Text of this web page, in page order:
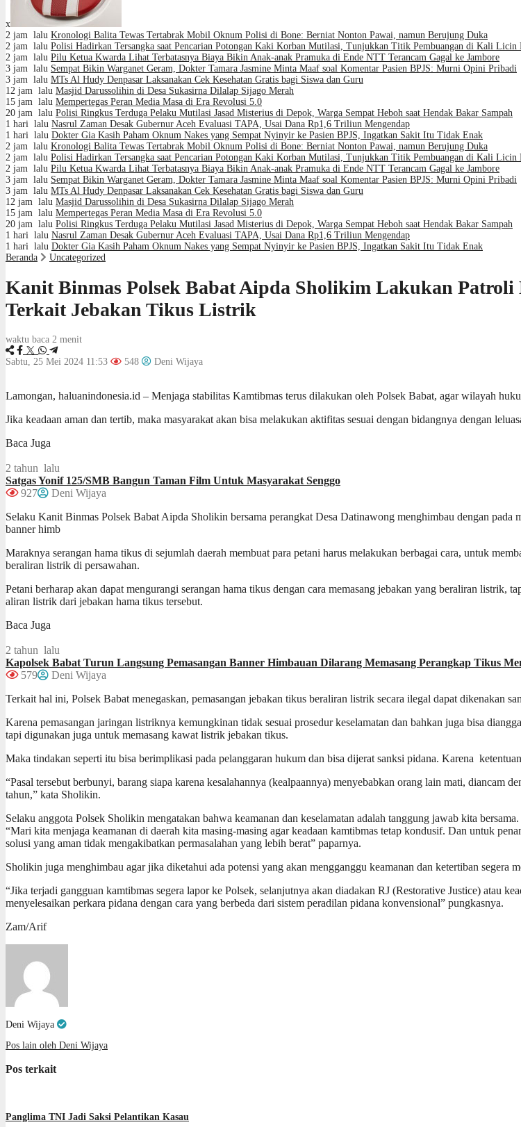
x
2 jam lalu Kronologi Balita Tewas Tertabrak Mobil Oknum Polisi di Bone: Berniat Nonton Pawai, namun Berujung Duka
2 jam lalu Polisi Hadirkan Tersangka saat Pencarian Potongan Kaki Korban Mutilasi, Tunjukkan Titik Pembuangan di Kali Licin
2 jam lalu Pilu Ketua Kwarda Lihat Terbatasnya Biaya Bikin Anak-anak Pramuka di Ende NTT Terancam Gagal ke Jambore
3 jam lalu Sempat Bikin Warganet Geram, Dokter Tamara Jasmine Minta Maaf soal Komentar Pasien BPJS: Murni Opini Pribadi
3 jam lalu MTs Al Hudy Denpasar Laksanakan Cek Kesehatan Gratis bagi Siswa dan Guru
12 jam lalu Masjid Darussolihin di Desa Sukasirna Dilalap Sijago Merah
15 jam lalu Mempertegas Peran Media Masa di Era Revolusi 5.0
20 jam lalu Polisi Ringkus Terduga Pelaku Mutilasi Jasad Misterius di Depok, Warga Sempat Heboh saat Hendak Bakar Sampah
1 hari lalu Nasrul Zaman Desak Gubernur Aceh Evaluasi TAPA, Usai Dana Rp1,6 Triliun Mengendap
1 hari lalu Dokter Gia Kasih Paham Oknum Nakes yang Sempat Nyinyir ke Pasien BPJS, Ingatkan Sakit Itu Tidak Enak
2 jam lalu Kronologi Balita Tewas Tertabrak Mobil Oknum Polisi di Bone: Berniat Nonton Pawai, namun Berujung Duka
2 jam lalu Polisi Hadirkan Tersangka saat Pencarian Potongan Kaki Korban Mutilasi, Tunjukkan Titik Pembuangan di Kali Licin
2 jam lalu Pilu Ketua Kwarda Lihat Terbatasnya Biaya Bikin Anak-anak Pramuka di Ende NTT Terancam Gagal ke Jambore
3 jam lalu Sempat Bikin Warganet Geram, Dokter Tamara Jasmine Minta Maaf soal Komentar Pasien BPJS: Murni Opini Pribadi
3 jam lalu MTs Al Hudy Denpasar Laksanakan Cek Kesehatan Gratis bagi Siswa dan Guru
12 jam lalu Masjid Darussolihin di Desa Sukasirna Dilalap Sijago Merah
15 jam lalu Mempertegas Peran Media Masa di Era Revolusi 5.0
20 jam lalu Polisi Ringkus Terduga Pelaku Mutilasi Jasad Misterius di Depok, Warga Sempat Heboh saat Hendak Bakar Sampah
1 hari lalu Nasrul Zaman Desak Gubernur Aceh Evaluasi TAPA, Usai Dana Rp1,6 Triliun Mengendap
1 hari lalu Dokter Gia Kasih Paham Oknum Nakes yang Sempat Nyinyir ke Pasien BPJS, Ingatkan Sakit Itu Tidak Enak
Beranda
Uncategorized
Kanit Binmas Polsek Babat Aipda Sholikim Lakukan Patroli
Terkait Jebakan Tikus Listrik
waktu baca 2 menit
Sabtu, 25 Mei 2024 11:53 548 Deni Wijaya
Lamongan, haluanindonesia.id – Menjaga stabilitas Kamtibmas terus dilakukan oleh Polsek Babat, agar wilayah
Jika keadaan aman dan tertib, maka masyarakat akan bisa melakukan aktifitas sesuai dengan bidangnya dengan
Baca Juga
2 tahun lalu
Satgas Yonif 125/SMB Bangun Taman Film Untuk Masyarakat Senggo
927
Deni Wijaya
Selaku Kanit Binmas Polsek Babat Aipda Sholikin bersama perangkat Desa Datinawong menghimbau dengan
banner himb
Maraknya serangan hama tikus di sejumlah daerah membuat para petani harus melakukan berbagai cara, untuk
beraliran listrik di persawahan.
Petani berharap akan dapat mengurangi serangan hama tikus dengan cara memasang jebakan yang beraliran
aliran listrik dari jebakan hama tikus tersebut.
Baca Juga
2 tahun lalu
Kapolsek Babat Turun Langsung Pemasangan Banner Himbauan Dilarang Memasang Perangkap Tikus
579
Deni Wijaya
Terkait hal ini, Polsek Babat menegaskan, pemasangan jebakan tikus beraliran listrik secara ilegal dapat dikenakan
Karena pemasangan jaringan listriknya kemungkinan tidak sesuai prosedur keselamatan dan bahkan juga bisa
tapi digunakan juga untuk memasang kawat listrik jebakan tikus.
Maka tindakan seperti itu bisa berimplikasi pada pelanggaran hukum dan bisa dijerat sanksi pidana. Karena
“Pasal tersebut berbunyi, barang siapa karena kesalahannya (kealpaannya) menyebabkan orang lain mati, diancam
tahun,” kata Sholikin.
Selaku anggota Polsek Sholikin mengatakan bahwa keamanan dan keselamatan adalah tanggung jawab kita bersama.
“Mari kita menjaga keamanan di daerah kita masing-masing agar keadaan kamtibmas tetap kondusif. Dan untuk
solusi yang aman tidak mengakibatkan permasalahan yang lebih berat” paparnya.
Sholikin juga menghimbau agar jika diketahui ada potensi yang akan mengganggu keamanan dan ketertiban segera
“Jika terjadi gangguan kamtibmas segera lapor ke Polsek, selanjutnya akan diadakan RJ (Restorative Justice) atau
menyelesaikan perkara pidana dengan cara yang berbeda dari sistem peradilan pidana konvensional” pungkasnya.
Zam/Arif
Deni Wijaya
Pos lain oleh Deni Wijaya
Pos terkait
Panglima TNI Jadi Saksi Pelantikan Kasau